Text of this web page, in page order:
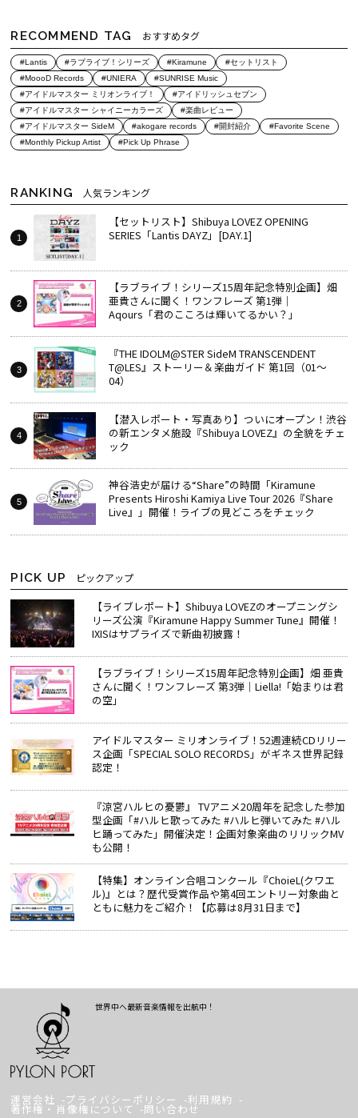
RECOMMEND TAG おすすめタグ
#Lantis #ラブライブ！シリーズ #Kiramune
#セットリスト
#MoooD Records
#UNIERA
#SUNRISE Music
#アイドルマスター ミリオンライブ！
#アイドリッシュセブン
#アイドルマスター シャイニーカラーズ
#楽曲レビュー
#アイドルマスター SideM
#akogare records #開封紹介
#Favorite Scene
#Monthly Pickup Artist
#Pick Up Phrase
RANKING 人気ランキング
【セットリスト】Shibuya LOVEZ OPENING
SERIES「Lantis DAYZ」[DAY.1]
【ラブライブ！シリーズ15周年記念特別企画】畑
亜貴さんに聞く！ワンフレーズ 第1弾｜
Aqours「君のこころは輝いてるかい？」
『THE IDOLM@STER SideM TRANSCENDENT
T@LES』ストーリー＆楽曲ガイド 第1回（01～
04）
【潜入レポート・写真あり】ついにオープン！渋谷
の新エンタメ施設『Shibuya LOVEZ』の全貌をチェ
ック
神谷浩史が届ける“Share”の時間――「Kiramune
Presents Hiroshi Kamiya Live Tour 2026『Share
Live』」開催！ライブの見どころをチェック
PICK UP ピックアップ
【ライブレポート】Shibuya LOVEZのオープニングシ
リーズ公演『Kiramune Happy Summer Tune』開催！
IXISはサプライズで新曲初披露！
【ラブライブ！シリーズ15周年記念特別企画】畑 亜貴
さんに聞く！ワンフレーズ 第3弾｜Liella!「始まりは君
の空」
アイドルマスター ミリオンライブ！52週連続CDリリー
ス企画「SPECIAL SOLO RECORDS」がギネス世界記録
認定！
『涼宮ハルヒの憂鬱』 TVアニメ20周年を記念した参加
型企画「#ハルヒ歌ってみた #ハルヒ弾いてみた #ハル
ヒ踊ってみた」開催決定！企画対象楽曲のリリックMV
も公開！
【特集】オンライン合唱コンクール『ChoieL(クワエ
ル)』とは？歴代受賞作品や第4回エントリー対象曲と
ともに魅力をご紹介！【応募は8月31日まで】
世界中へ最新音楽情報を出航中！
運営会社 プライバシーポリシー 利用規約
著作権・肖像権について 問い合わせ